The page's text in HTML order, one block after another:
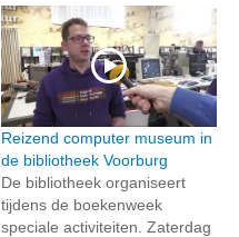
Reizend computer museum in
de bibliotheek Voorburg
De bibliotheek organiseert
tijdens de boekenweek
speciale activiteiten. Zaterdag